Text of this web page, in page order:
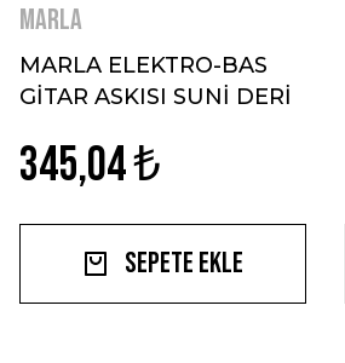
MARLA
MARLA ELEKTRO-BAS
GİTAR ASKISI SUNİ DERİ
345,04 ₺
Sepete Ekle